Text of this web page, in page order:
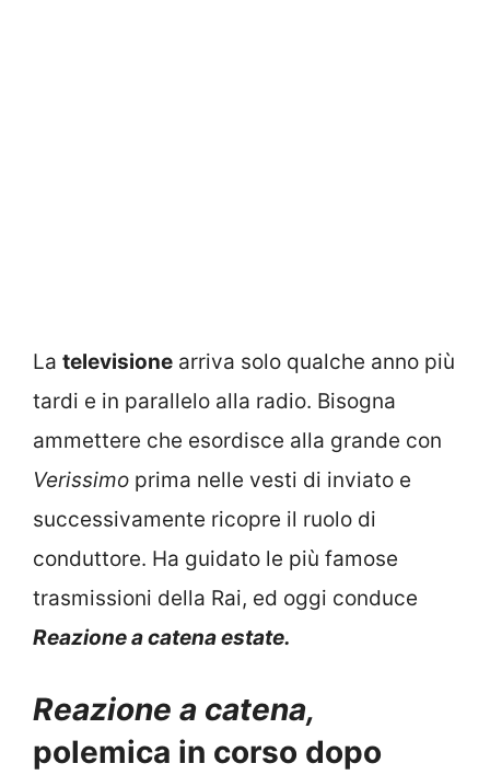
La televisione arriva solo qualche anno più
tardi e in parallelo alla radio. Bisogna
ammettere che esordisce alla grande con
Verissimo prima nelle vesti di inviato e
successivamente ricopre il ruolo di
conduttore. Ha guidato le più famose
trasmissioni della Rai, ed oggi conduce
Reazione a catena estate.
Reazione a catena,
polemica in corso dopo